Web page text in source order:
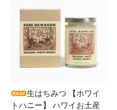
生はちみつ 【ホワイ
トハニー】 ハワイお土産